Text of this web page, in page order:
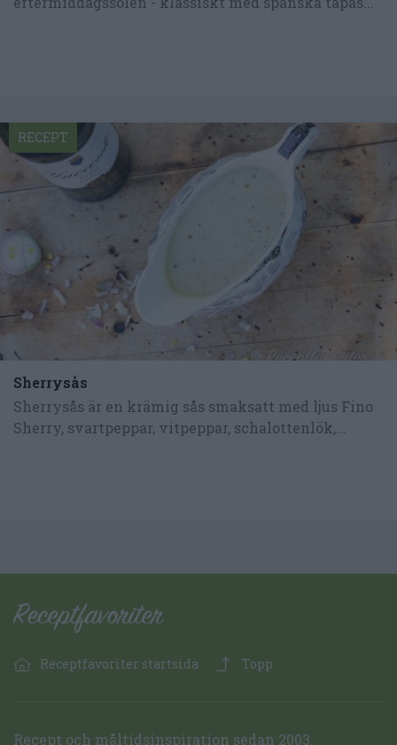
Sherrysås
Sherrysås är en krämig sås smaksatt med ljus Fino
Sherry, svartpeppar, vitpeppar, schalottenlök,...
RECEPT
Receptfavoriter startsida Topp
Recept och måltidsinspiration sedan 2003.